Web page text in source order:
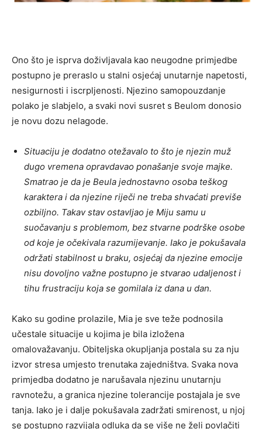
Ono što je isprva doživljavala kao neugodne primjedbe
postupno je preraslo u stalni osjećaj unutarnje napetosti,
nesigurnosti i iscrpljenosti. Njezino samopouzdanje
polako je slabjelo, a svaki novi susret s Beulom donosio
je novu dozu nelagode.
Situaciju je dodatno otežavalo to što je njezin muž
dugo vremena opravdavao ponašanje svoje majke.
Smatrao je da je Beula jednostavno osoba teškog
karaktera i da njezine riječi ne treba shvaćati previše
ozbiljno. Takav stav ostavljao je Miju samu u
suočavanju s problemom, bez stvarne podrške osobe
od koje je očekivala razumijevanje. Iako je pokušavala
održati stabilnost u braku, osjećaj da njezine emocije
nisu dovoljno važne postupno je stvarao udaljenost i
tihu frustraciju koja se gomilala iz dana u dan.
Kako su godine prolazile, Mia je sve teže podnosila
učestale situacije u kojima je bila izložena
omalovažavanju. Obiteljska okupljanja postala su za nju
izvor stresa umjesto trenutaka zajedništva. Svaka nova
primjedba dodatno je narušavala njezinu unutarnju
ravnotežu, a granica njezine tolerancije postajala je sve
tanja. Iako je i dalje pokušavala zadržati smirenost, u njoj
se postupno razvijala odluka da se više ne želi povlačiti